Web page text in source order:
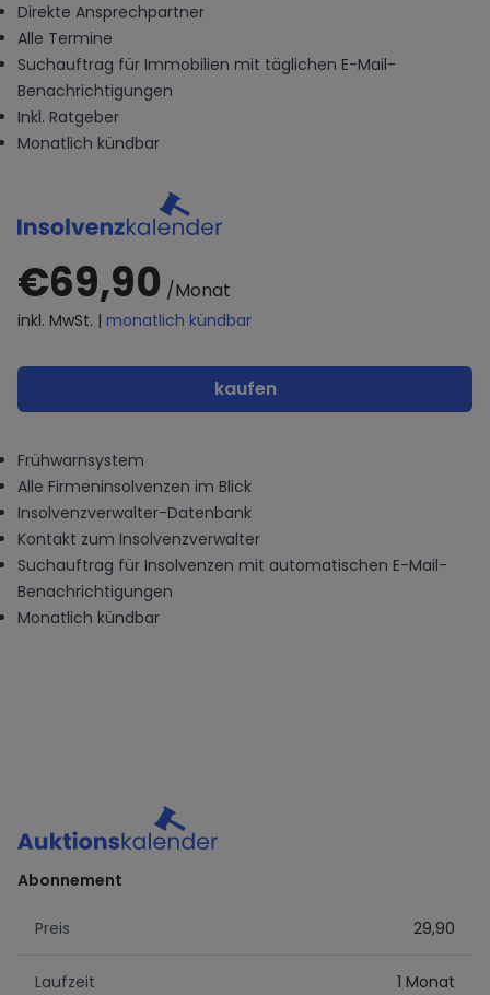
Direkte Ansprechpartner
Alle Termine
Suchauftrag für Immobilien mit täglichen E-Mail-
Benachrichtigungen
Inkl. Ratgeber
Monatlich kündbar
€69,90 /Monat
inkl. MwSt. | monatlich kündbar
kaufen
Frühwarnsystem
Alle Firmeninsolvenzen im Blick
Insolvenzverwalter-Datenbank
Kontakt zum Insolvenzverwalter
Suchauftrag für Insolvenzen mit automatischen E-Mail-
Benachrichtigungen
Monatlich kündbar
Abonnement
Preis 29,90
Laufzeit 1 Monat